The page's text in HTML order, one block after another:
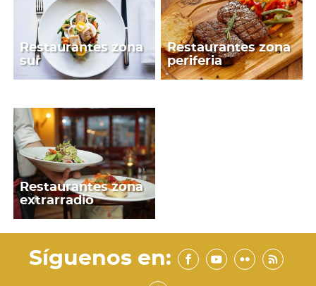
Restaurantes zona
sur
Restaurantes zona
periferia
Restaurantes zona
extrarradio
Síguenos en: